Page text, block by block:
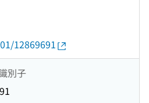
12869691
別子